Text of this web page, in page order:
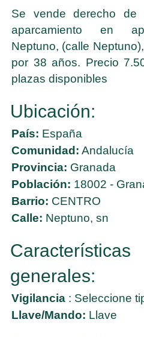
Se vende derecho
aparcamiento en
Neptuno, (calle
por 38 años. Precio
plazas disponibles
Ubicación:
País: España
Comunidad: Andalucía
Provincia: Granada
Población: 18002 -
Barrio: CENTRO
Calle: Neptuno, sn
Características
generales:
Vigilancia : Seleccione
Llave/Mando: Llave